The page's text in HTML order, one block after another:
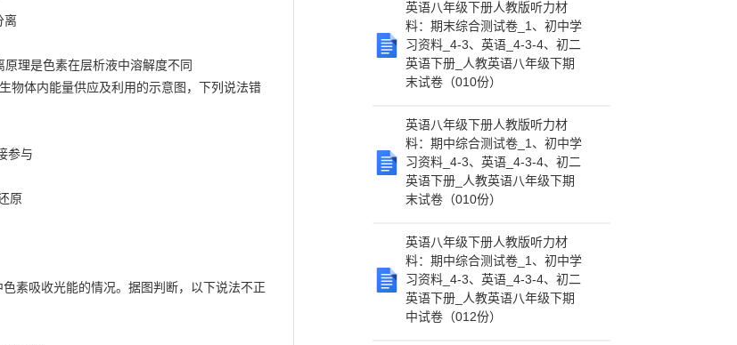
英语八年级下册人教版听力材
料：期末综合测试卷_1、初中学
习资料_4-3、英语_4-3-4、初二
英语下册_人教英语八年级下期
末试卷（010份）
英语八年级下册人教版听力材
料：期中综合测试卷_1、初中学
习资料_4-3、英语_4-3-4、初二
英语下册_人教英语八年级下期
末试卷（010份）
英语八年级下册人教版听力材
料：期中综合测试卷_1、初中学
习资料_4-3、英语_4-3-4、初二
英语下册_人教英语八年级下期
中试卷（012份）